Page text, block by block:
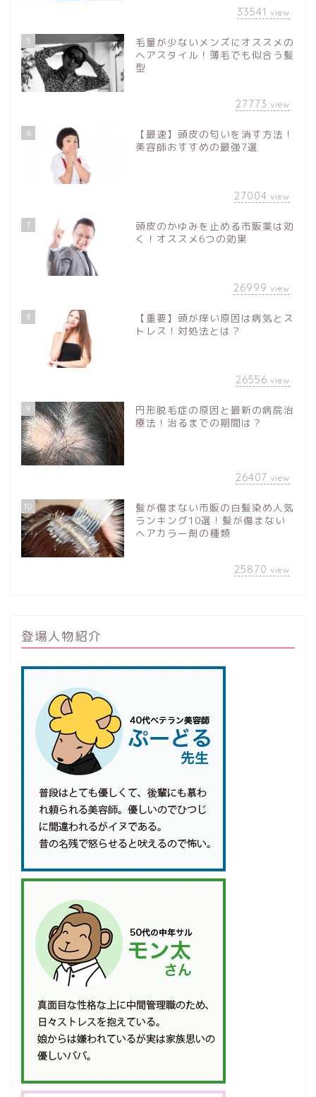
33541 view
5
毛量が少ないメンズにオススメの
ヘアスタイル！薄毛でも似合う髪
型
27773 view
6
【最速】頭皮の匂いを消す方法！
美容師おすすめの最強7選
27004 view
7
頭皮のかゆみを止める市販薬は効
く！オススメ6つの効果
26999 view
8
【重要】頭が痒い原因は病気とス
トレス！対処法とは？
26556 view
9
円形脱毛症の原因と最新の病院治
療法！治るまでの期間は？
26407 view
10
髪が傷まない市販の白髪染め人気
ランキング10選！髪が傷まない
ヘアカラー剤の種類
25870 view
登場人物紹介